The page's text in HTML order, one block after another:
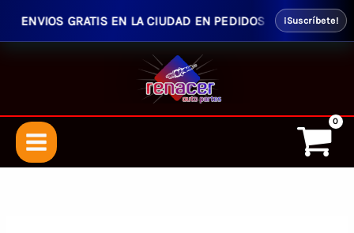
ENVIOS GRATIS EN LA CIUDAD EN PEDIDOS SUPERIORES
¡Suscríbete!